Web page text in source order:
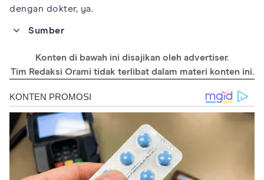
dengan dokter, ya.
Sumber
vitamins-side-effects#treatment
https://www.ndrugs.com/?s=gestiamin-pluz&t=pregnancy
Konten di bawah ini disajikan oleh advertiser.
Tim Redaksi Orami tidak terlibat dalam materi konten ini.